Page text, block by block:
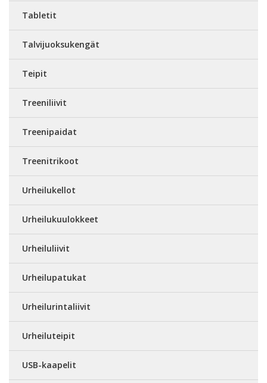
Tabletit
Talvijuoksukengät
Teipit
Treeniliivit
Treenipaidat
Treenitrikoot
Urheilukellot
Urheilukuulokkeet
Urheiluliivit
Urheilupatukat
Urheilurintaliivit
Urheiluteipit
USB-kaapelit